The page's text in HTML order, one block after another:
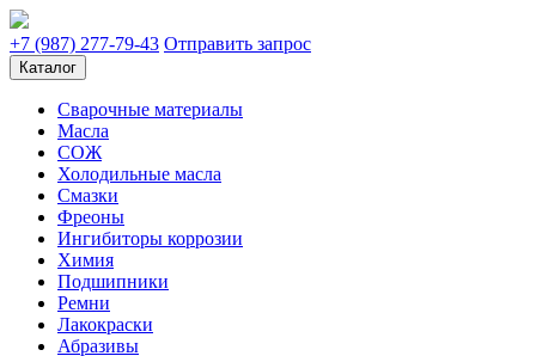
+7 (987) 277-79-43 Отправить запрос
Каталог
Сварочные материалы
Масла
СОЖ
Холодильные масла
Смазки
Фреоны
Ингибиторы коррозии
Химия
Подшипники
Ремни
Лакокраски
Абразивы